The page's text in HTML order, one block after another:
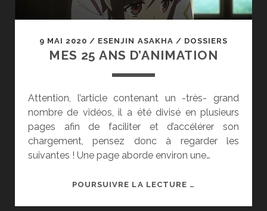
9 MAI 2020 / ESENJIN ASAKHA / DOSSIERS
MES 25 ANS D’ANIMATION
Attention, l’article contenant un -très- grand
nombre de vidéos, il a été divisé en plusieurs
pages afin de faciliter et d’accélérer son
chargement, pensez donc à regarder les
suivantes ! Une page aborde environ une…
POURSUIVRE LA LECTURE …